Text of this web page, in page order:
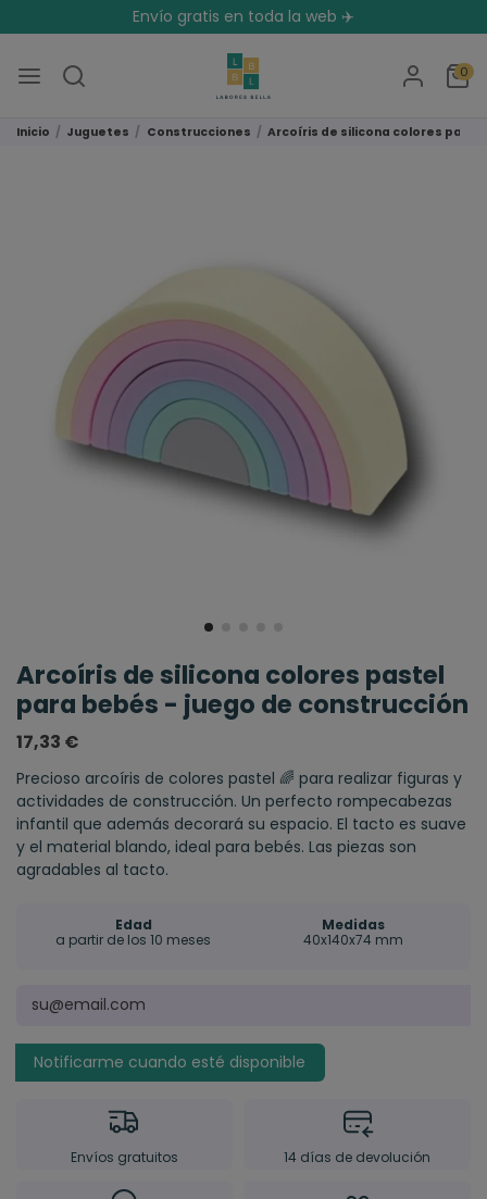
Envío gratis en toda la web ✈️
0
Inicio Juguetes Construcciones Arcoíris de silicona colores
Arcoíris de silicona colores pastel
para bebés - juego de construcción
17,33 €
Precioso arcoíris de colores pastel 🌈 para realizar figuras y
actividades de construcción. Un perfecto rompecabezas
infantil que además decorará su espacio. El tacto es suave
y el material blando, ideal para bebés. Las piezas son
agradables al tacto.
Edad
a partir de los 10 meses
Medidas
40x140x74 mm
Envíos gratuitos 14 días de devolución